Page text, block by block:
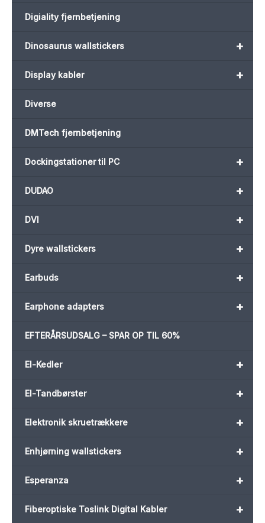
Digiality fjernbetjening
+
Dinosaurus wallstickers
+
Display kabler
Diverse
DMTech fjernbetjening
+
Dockingstationer til PC
+
DUDAO
+
DVI
+
Dyre wallstickers
+
Earbuds
+
Earphone adapters
EFTERÅRSUDSALG – SPAR OP TIL 60%
+
El-Kedler
+
El-Tandbørster
+
Elektronik skruetrækkere
+
Enhjørning wallstickers
+
Esperanza
+
Fiberoptiske Toslink Digital Kabler